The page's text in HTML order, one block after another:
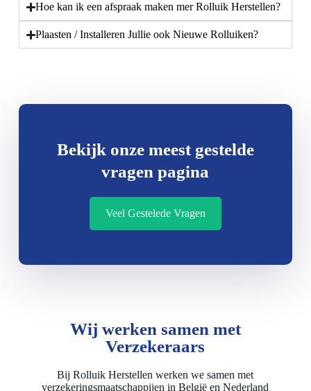
Hoe kan ik een afspraak maken mer Rolluik Herstellen?
Plaasten / Installeren Jullie ook Nieuwe Rolluiken?
Bekijk onze meest gestelde
vragen pagina
Veel Gestelede Vragen
Wij werken samen met
Verzekeraars
Bij Rolluik Herstellen werken we samen met
verzekeringsmaatschappijen in België en Nederland